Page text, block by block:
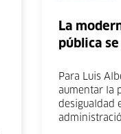
La
pública
Para Luis
aumentar la
desigualdad